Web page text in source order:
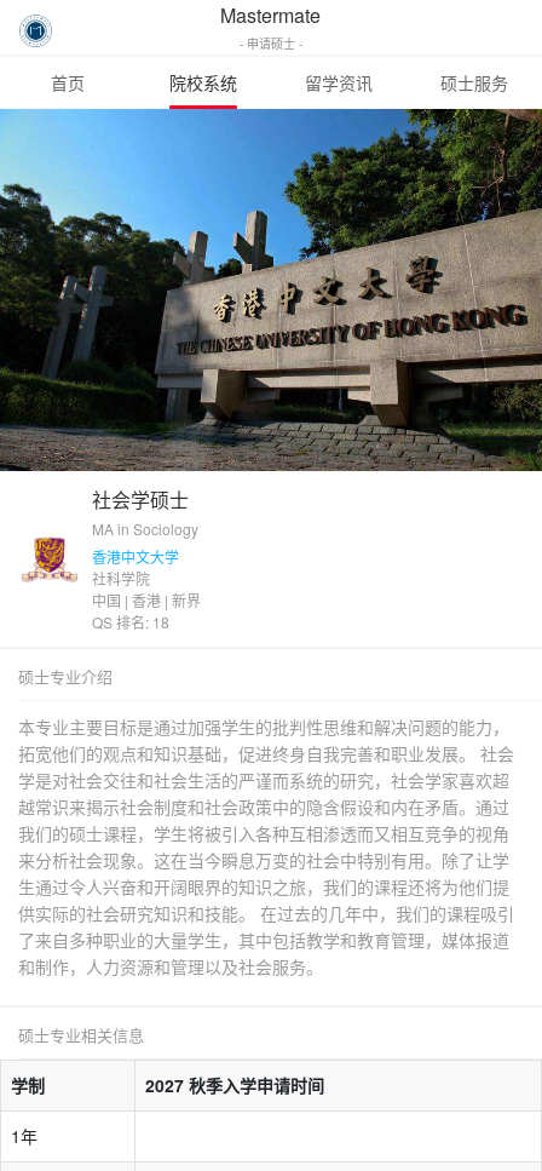
Mastermate
- 申请硕士 -
首页 院校系统 留学资讯 硕士服务
社会学硕士
MA in Sociology
香港中文大学
社科学院
中国 | 香港 | 新界
QS 排名: 18
硕士专业介绍
本专业主要目标是通过加强学生的批判性思维和解决问题的能力，
拓宽他们的观点和知识基础，促进终身自我完善和职业发展。 社会
学是对社会交往和社会生活的严谨而系统的研究，社会学家喜欢超
越常识来揭示社会制度和社会政策中的隐含假设和内在矛盾。通过
我们的硕士课程，学生将被引入各种互相渗透而又相互竞争的视角
来分析社会现象。这在当今瞬息万变的社会中特别有用。除了让学
生通过令人兴奋和开阔眼界的知识之旅，我们的课程还将为他们提
供实际的社会研究知识和技能。 在过去的几年中，我们的课程吸引
了来自多种职业的大量学生，其中包括教学和教育管理，媒体报道
和制作，人力资源和管理以及社会服务。
硕士专业相关信息
学制 2027 秋季入学申请时间
1年